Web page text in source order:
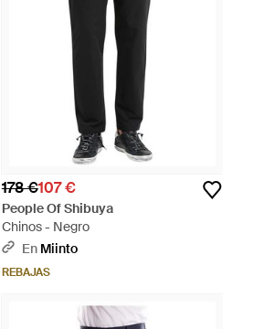
178 €107 €
People Of Shibuya
Chinos - Negro
En Miinto
REBAJAS